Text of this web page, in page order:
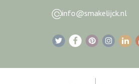
info@smakelijck.nl